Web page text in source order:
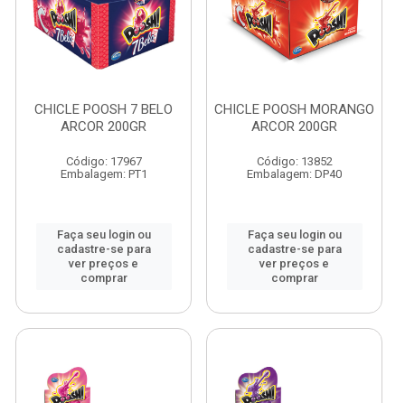
CHICLE POOSH 7 BELO
ARCOR 200GR
Código: 17967
Embalagem: PT1
Faça seu login ou
cadastre-se para
ver preços e
comprar
CHICLE POOSH MORANGO
ARCOR 200GR
Código: 13852
Embalagem: DP40
Faça seu login ou
cadastre-se para
ver preços e
comprar